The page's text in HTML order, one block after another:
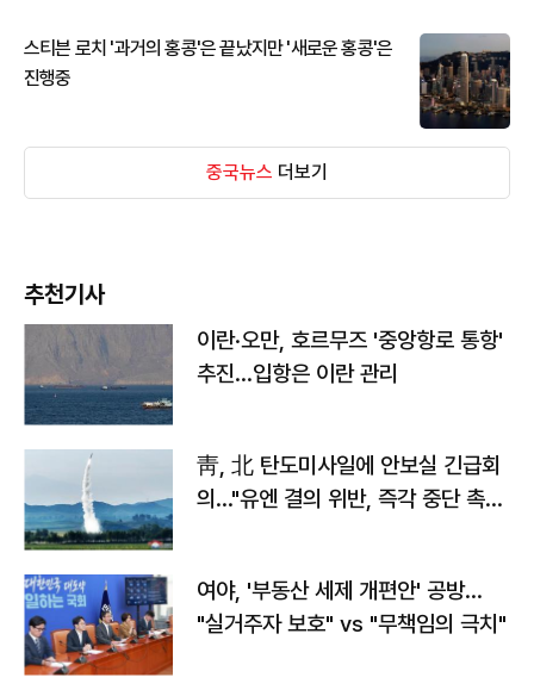
스티븐 로치 '과거의 홍콩'은 끝났지만 '새로운 홍콩'은
진행중
중국뉴스 더보기
추천기사
이란·오만, 호르무즈 '중앙항로 통항'
추진…입항은 이란 관리
靑, 北 탄도미사일에 안보실 긴급회
의…"유엔 결의 위반, 즉각 중단 촉
여야, '부동산 세제 개편안' 공방…
"실거주자 보호" vs "무책임의 극치"